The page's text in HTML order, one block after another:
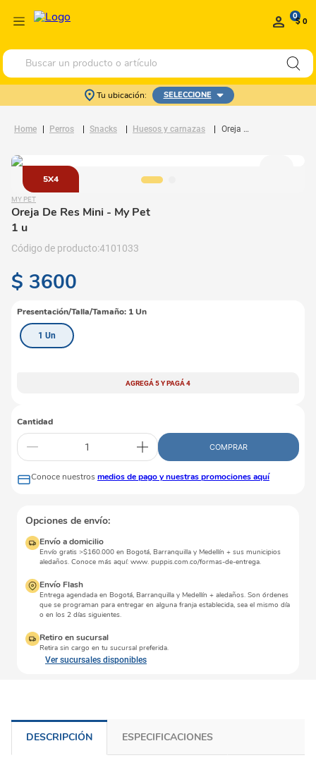
0$ 0
Buscar un producto o artículo
Tu ubicación: SELECCIONE
Perros Snacks Huesos y carnazas Oreja De Res Mini
5X4
MY PET
Oreja De Res Mini - My Pet
1 u
4101033
$ 3600
Presentación/Talla/Tamaño: 1 Un
1 Un
AGREGÁ 5 Y PAGÁ 4
Cantidad
COMPRAR
Conoce nuestros medios de pago y nuestras promociones aquí
Opciones de envío:
Envío a domicilio
Envío gratis >$160.000 en Bogotá, Barranquilla y Medellín + sus municipios
aledaños. Conoce más aquí: www. puppis.com.co/formas-de-entrega.
Envío Flash
Entrega agendada en Bogotá, Barranquilla y Medellín + aledaños. Son órdenes
que se programan para entregar en alguna franja establecida, sea el mismo día
o en los 2 días siguientes.
Retiro en sucursal
Retira sin cargo en tu sucursal preferida.
Ver sucursales disponibles
DESCRIPCIÓN ESPECIFICACIONES